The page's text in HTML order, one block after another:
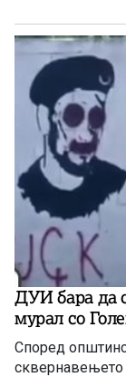
ДУИ бара да
мурал со
Според
сквернавењето